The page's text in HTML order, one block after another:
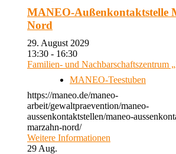
MANEO-Außenkontaktstelle
Nord
29. August 2029
13:30 - 16:30
Familien- und Nachbarschaftszentrum
MANEO-Teestuben
https://maneo.de/maneo-
arbeit/gewaltpraevention/maneo-
aussenkontaktstellen/maneo-
marzahn-nord/
Weitere Informationen
29 Aug.